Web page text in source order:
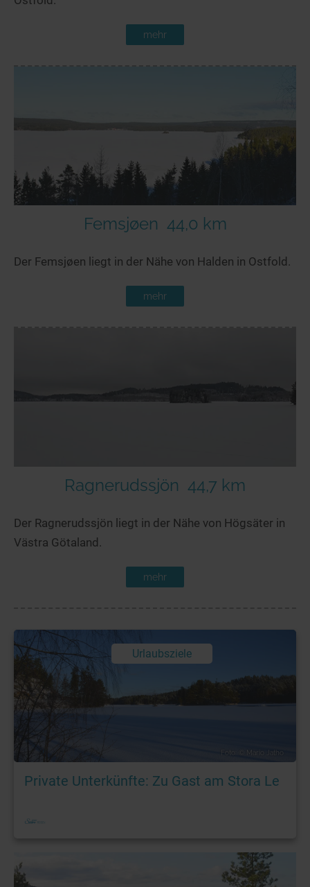
mehr
Femsjøen 44,0 km
Der Femsjøen liegt in der Nähe von Halden in Ostfold.
mehr
Ragnerudssjön 44,7 km
Der Ragnerudssjön liegt in der Nähe von Högsäter in
Västra Götaland.
mehr
Urlaubsziele
Foto: © Mario Jatho
Private Unterkünfte: Zu Gast am Stora Le